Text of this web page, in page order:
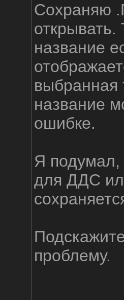
Сохраняю
название
выбранная
название
ошибке.
Я подумал,
для ДДС
проблему.